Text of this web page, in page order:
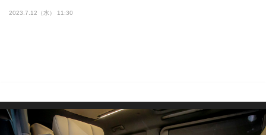
2023.7.12（水） 11:30